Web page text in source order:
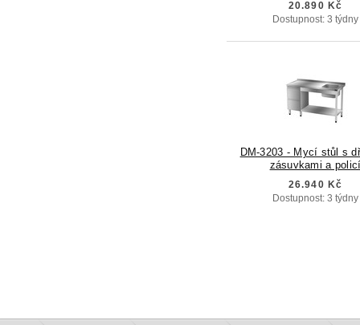
20.890 Kč
Dostupnost: 3 týdny
DM-3203 - Mycí stůl s
zásuvkami a
26.940 Kč
Dostupnost: 3 týdny